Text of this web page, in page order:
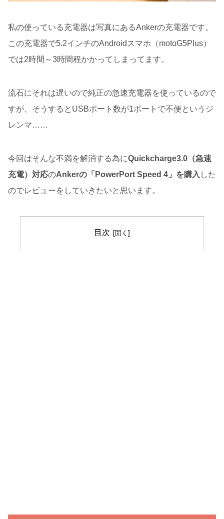
私の使っている充電器は写真にあるAnkerの充電器です。
この充電器で5.2インチのAndroidスマホ（motoG5Plus）
では2時間～3時間程かかってしまってます。
流石にそれは遅いので純正の急速充電器を使っているので
すが、そうするとUSBポート数が1ポートで不便というジ
レンマ……
今回はそんな不満を解消する為にQuickcharge3.0（急速
充電）対応のAnkerの「PowerPort Speed 4」を購入 した
のでレビューをしていきたいと思います。
目次